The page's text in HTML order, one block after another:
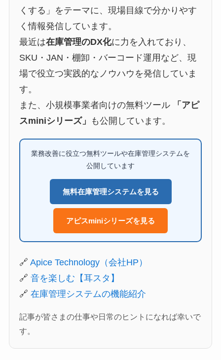
くする」をテーマに、現場目線で分かりやす
く情報発信しています。
最近は在庫管理のDX化に力を入れており、
SKU・JAN・棚卸・バーコード運用など、現
場で役立つ実践的なノウハウを発信していま
す。
また、小規模事業者向けの無料ツール
「アピ
スminiシリーズ」
も公開しています。
業務改善に役立つ無料ツールや在庫管理システムを
公開しています
無料在庫管理システムを見る
アピスminiシリーズを見る
🔗 Apice Technology（会社HP）
🔗 音を楽しむ【耳スタ】
🔗 在庫管理システムの機能紹介
記事が皆さまの仕事や日常のヒントになれば幸いで
す。